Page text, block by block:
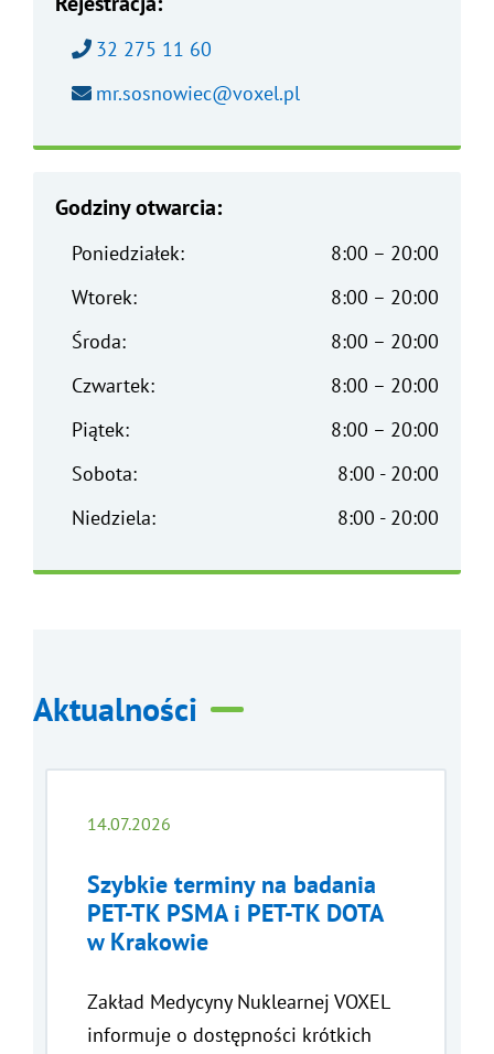
Zadzwoń pod numer:
32 275 11 60
Wyślij wiadomość na adres e-mail:
mr.sosnowiec@voxel.pl
Godziny otwarcia:
Poniedziałek:
8:00 – 20:00
Wtorek:
8:00 – 20:00
Środa:
8:00 – 20:00
Czwartek:
8:00 – 20:00
Piątek:
8:00 – 20:00
Sobota:
8:00 - 20:00
Niedziela:
8:00 - 20:00
Aktualności
14.07.2026
Szybkie terminy na badania
PET-TK PSMA i PET-TK DOTA
w Krakowie
Zakład Medycyny Nuklearnej VOXEL
informuje o dostępności krótkich